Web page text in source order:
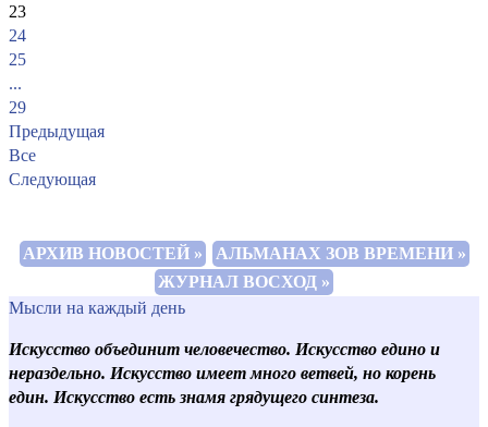
23
24
25
...
29
Предыдущая
Все
Следующая
АРХИВ НОВОСТЕЙ »
АЛЬМАНАХ ЗОВ ВРЕМЕНИ »
ЖУРНАЛ ВОСХОД »
Мысли на каждый день
Искусство объединит человечество. Искусство едино и
нераздельно. Искусство имеет много ветвей, но корень
един. Искусство есть знамя грядущего синтеза.